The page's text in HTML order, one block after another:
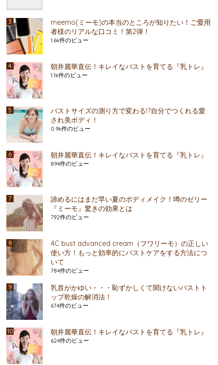
meemo(ミーモ)の本当のところが知りたい！ご愛用
者様のリアルな口コミ！第2弾！
1.6k件のビュー
朝井麗華直伝！キレイなバストを育てる『乳トレ』
1.1k件のビュー
バストサイズの測り方で変わる!?自分でつくれる愛
され美ボディ！
0.9k件のビュー
朝井麗華直伝！キレイなバストを育てる『乳トレ』
894件のビュー
諦めるにはまだ早い夏のボディメイク！噂のゼリー
『ミーモ』驚きの効果とは
792件のビュー
4C bust advanced cream（フワリーモ）の正しい
使い方！もっと効率的にバストケアをする方法につ
いて
784件のビュー
乳首がかゆい・・・恥ずかしくて聞けないバストト
ップ乾燥の解消法！
674件のビュー
朝井麗華直伝！キレイなバストを育てる『乳トレ』
624件のビュー